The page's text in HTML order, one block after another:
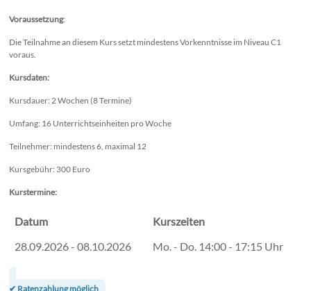
Voraussetzung:
Die Teilnahme an diesem Kurs setzt mindestens Vorkenntnisse im Niveau C1
voraus.
Kursdaten:
Kursdauer: 2 Wochen (8 Termine)
Umfang: 16 Unterrichtseinheiten pro Woche
Teilnehmer: mindestens 6, maximal 12
Kursgebühr: 300 Euro
Kurstermine:
Datum
Kurszeiten
28.09.2026 - 08.10.2026
Mo. - Do. 14:00 - 17:15 Uhr
✔ Ratenzahlung möglich